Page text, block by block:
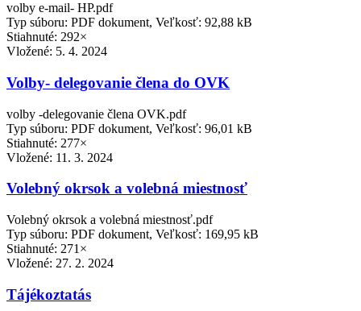
volby e-mail- HP.pdf
Typ súboru: PDF dokument, Veľkosť: 92,88 kB
Stiahnuté: 292×
Vložené: 5. 4. 2024
Volby- delegovanie člena do OVK
volby -delegovanie člena OVK.pdf
Typ súboru: PDF dokument, Veľkosť: 96,01 kB
Stiahnuté: 277×
Vložené: 11. 3. 2024
Volebný okrsok a volebná miestnosť
Volebný okrsok a volebná miestnosť.pdf
Typ súboru: PDF dokument, Veľkosť: 169,95 kB
Stiahnuté: 271×
Vložené: 27. 2. 2024
Tájékoztatás